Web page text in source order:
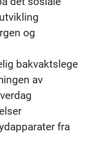
og
bakvaktslege
av
fra